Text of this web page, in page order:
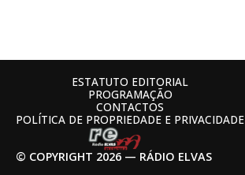
© COPYRIGHT 2026 — RÁDIO ELVAS
ESTATUTO EDITORIAL
PROGRAMAÇÃO
CONTACTOS
POLÍTICA DE PROPRIEDADE E PRIVACIDADE